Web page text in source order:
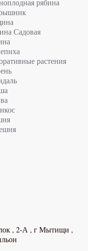
рябина
Садовая
растения
, 2-А , г Мытищи ,